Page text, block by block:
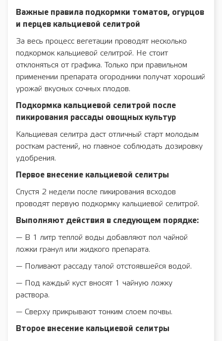
Важные правила подкормки томатов, огурцов
и перцев кальциевой селитрой
За весь процесс вегетации проводят несколько
подкормок кальциевой селитрой. Не стоит
отклоняться от графика. Только при правильном
применении препарата огородники получат хороший
урожай вкусных сочных плодов.
Подкормка кальциевой селитрой после
пикирования рассады овощных культур
Кальциевая селитра даст отличный старт молодым
росткам растений, но главное соблюдать дозировку
удобрения.
Первое внесение кальциевой селитры
Спустя 2 недели после пикирования всходов
проводят первую подкормку кальциевой селитрой.
Выполняют действия в следующем порядке:
— В 1 литр теплой воды добавляют пол чайной
ложки гранул или жидкого препарата.
— Поливают рассаду талой отстоявшейся водой.
— Под каждый куст вносят 1 чайную ложку
раствора.
— Сверху прикрывают тонким слоем почвы.
Второе внесение кальциевой селитры